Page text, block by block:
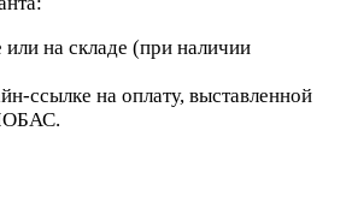
или на складе (при наличии
ссылке на оплату, выставленной